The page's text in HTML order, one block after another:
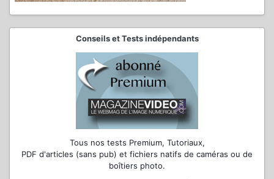
Conseils et Tests indépendants
Tous nos tests Premium, Tutoriaux,
PDF d'articles (sans pub) et fichiers natifs de caméras ou de
boîtiers photo.